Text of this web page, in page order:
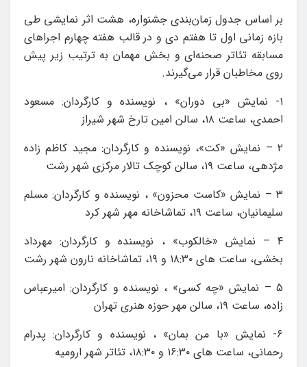
بر اساس جدول زمان‌بندی جشنواره، هشت اثر نمایشی طی
بازه زمانی اول تا هفتم دی و در قالب هفته چهارم اجراهای
مسابقه تئاتر صحنه‌ای و بخش مهمان به ترتیب زیر پیش
روی مخاطبان قرار می‌گیرند.
۱- نمایش «بی دوران» ، نویسنده و کارگردان: مسعود
احمدی، ساعت ۱۸، سالن امین تارخ شهر شیراز
۲ – نمایش «کت»، نویسنده و کارگردان: مجید کاظم زاده
مژدهی، ساعت ۱۹، سالن کوچک تالار مرکزی شهر رشت
۳ – نمایش «کاست محزون» ، نویسنده و کارگردان: مسلم
سلیمانیان، ساعت ۱۹، تماشاخانه مهر شهر کرد
۴ – نمایش «خالکوب» ، نویسنده و کارگردان: مهرداد
بخشی، ساعت های ۱۸:۳۰ و ۱۹، تماشاخانه نارون شهر رشت
۵ – نمایش «چه کسی» ، نویسنده و کارگردان: امیرعباس
زاده، ساعت ۱۹، سالن مهر حوزه هنری تهران
۶- نمایش «با من بمان» ، نویسنده و کارگردان: پدرام
رحمانی، ساعت های ۱۶:۳۰ و ۱۸:۳۰، تئاتر شهر ارومیه